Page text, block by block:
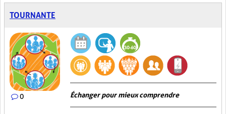
TOURNANTE
0 Échanger pour mieux comprendre